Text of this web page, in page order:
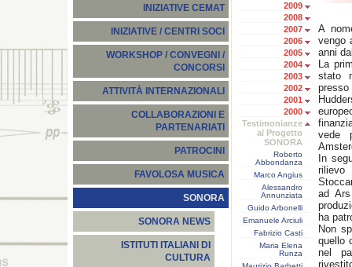
INIZIATIVE CEMAT
INIZIATIVE / CENTRI SOCI
WORKSHOP / CONVEGNI /
CONCORSI
ATTIVITÀ INTERNAZIONALI
COLLABORAZIONI E
PARTENARIATI
PATROCINI
FAVOLOSA MUSICA
SONORA
SONORA NEWS
ISTITUTI ITALIANI DI
CULTURA
2009
2008
2007
2006
2005
2004
2003
2002
2001
2000
Testimonianze
al Progetto
SONORA
Roberto
Abbondanza
Marco Angius
Alessandro
Annunziata
Guido Arbonelli
Emanuele Arciuli
Fabrizio Casti
Maria Elena
Runza
A
vengo
anni
La
stato
vede
In
rilievo
ad
ha
Non
quello
nel